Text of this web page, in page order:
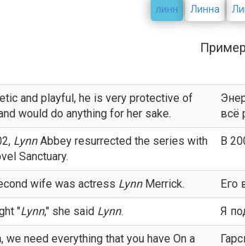
линн Линна
and playful, he is very protective of
would do anything for her sake.
всё
LynnAbbey resurrected the series with
Sanctuary.
В
wife was actress LynnMerrick. Его
"Lynn," she said Lynn. Я
we need everything that you have On a